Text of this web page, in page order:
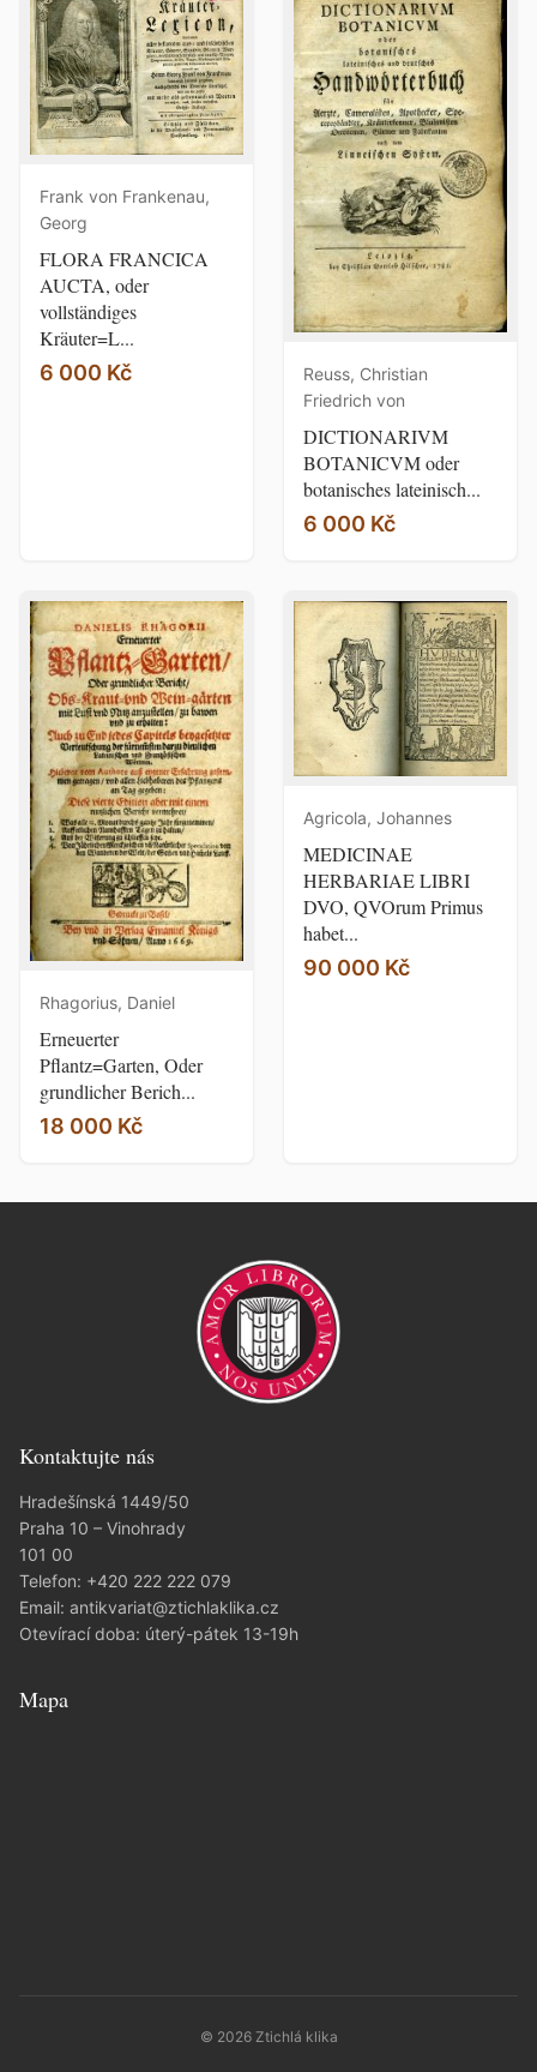
Frank von Frankenau,
Georg
FLORA FRANCICA
AUCTA, oder
vollständiges
Kräuter=L...
6 000 Kč
Reuss, Christian
Friedrich von
DICTIONARIVM
BOTANICVM oder
botanisches lateinisch...
6 000 Kč
Rhagorius, Daniel
Erneuerter
Pflantz=Garten, Oder
grundlicher Berich...
18 000 Kč
Agricola, Johannes
MEDICINAE
HERBARIAE LIBRI
DVO, QVOrum Primus
habet...
90 000 Kč
Kontaktujte nás
Hradešínská 1449/50
Praha 10 – Vinohrady
101 00
Telefon: +420 222 222 079
Email: antikvariat@ztichlaklika.cz
Otevírací doba: úterý-pátek 13-19h
Mapa
© 2026 Ztichlá klika